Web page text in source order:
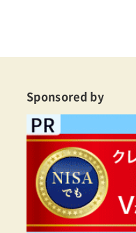
Sponsored by